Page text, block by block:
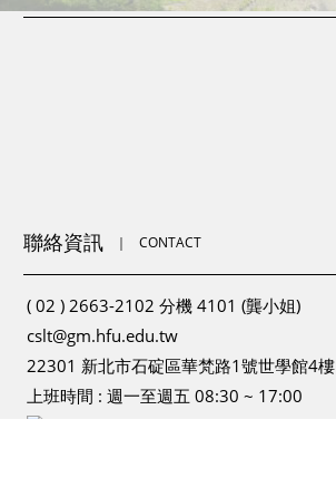
聯絡資訊 ｜ CONTACT
( 02 ) 2663-2102 分機 4101 (龔小姐)
cslt@gm.hfu.edu.tw
22301 新北市石碇區華梵路1號世學館4樓
上班時間 : 週一至週五 08:30 ~ 17:00